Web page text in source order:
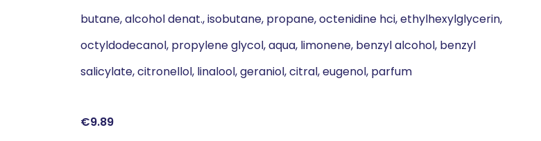
butane, alcohol denat., isobutane, propane, octenidine hci, ethylhexylglycerin,
octyldodecanol, propylene glycol, aqua, limonene, benzyl alcohol, benzyl
salicylate, citronellol, linalool, geraniol, citral, eugenol, parfum
€9.89